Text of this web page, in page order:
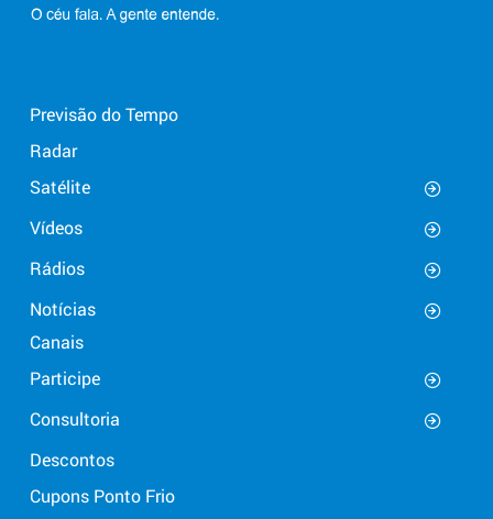
Previsão do Tempo
Radar
Satélite
Vídeos
Rádios
Notícias
Canais
Participe
Consultoria
Descontos
Cupons Ponto Frio